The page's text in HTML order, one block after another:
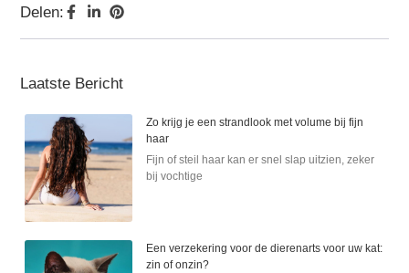
Delen:
Laatste Bericht
Zo krijg je een strandlook met volume bij fijn
haar
Fijn of steil haar kan er snel slap uitzien, zeker
bij vochtige
Een verzekering voor de dierenarts voor uw kat:
zin of onzin?